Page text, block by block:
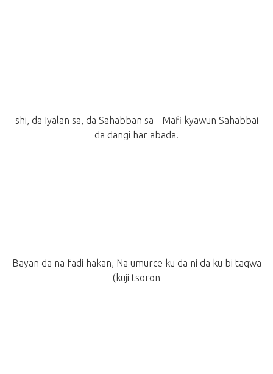
shi, da Iyalan sa, da Sahabban sa - Mafi kyawun Sahabbai
da dangi har abada!
Bayan da na fadi hakan, Na umurce ku da ni da ku bi taqwa
(kuji tsoron